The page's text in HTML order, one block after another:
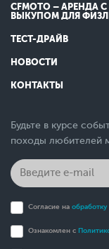
CFMOTO – АРЕНДА С
ВЫКУПОМ ДЛЯ
ТЕСТ-ДРАЙВ
НОВОСТИ
КОНТАКТЫ
Будьте в курсе
походы любителей
Согласие на
Ознакомлен с